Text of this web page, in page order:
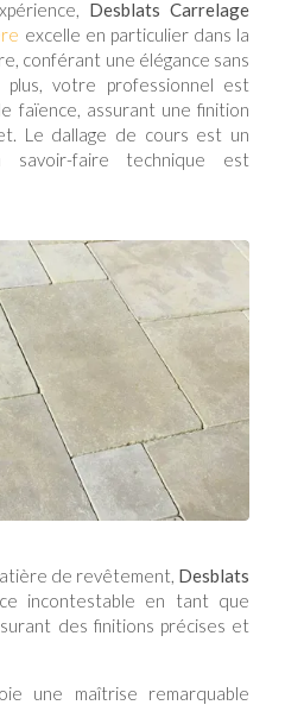
Desblats Carrelage
excelle en particulier dans la
conférant une élégance sans
votre professionnel est
faïence, assurant une finition
Le dallage de cours est un
faire technique est
de revêtement, Desblats
incontestable en tant que
des finitions précises et
une maîtrise remarquable